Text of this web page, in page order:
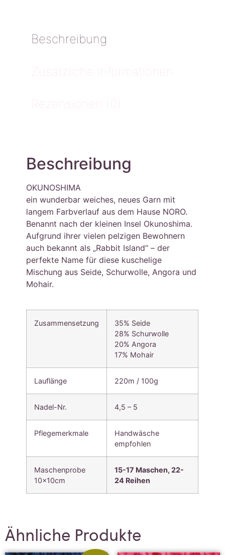
Beschreibung
Zusätzliche Informationen
Rezensionen (0)
Beschreibung
OKUNOSHIMA
ein wunderbar weiches, neues Garn mit
langem Farbverlauf aus dem Hause NORO.
Benannt nach der kleinen Insel Okunoshima.
Aufgrund ihrer vielen pelzigen Bewohnern
auch bekannt als „Rabbit Island“ – der
perfekte Name für diese kuschelige
Mischung aus Seide, Schurwolle, Angora und
Mohair.
Zusammensetzung
35% Seide
28% Schurwolle
20% Angora
17% Mohair
Lauflänge 220m / 100g
Nadel-Nr. 4,5 – 5
Pflegemerkmale
Handwäsche
empfohlen
Maschenprobe
10x10cm
15-17 Maschen, 22-
24 Reihen
Ähnliche Produkte